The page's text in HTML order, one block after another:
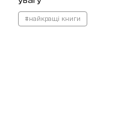
#найкращі книги